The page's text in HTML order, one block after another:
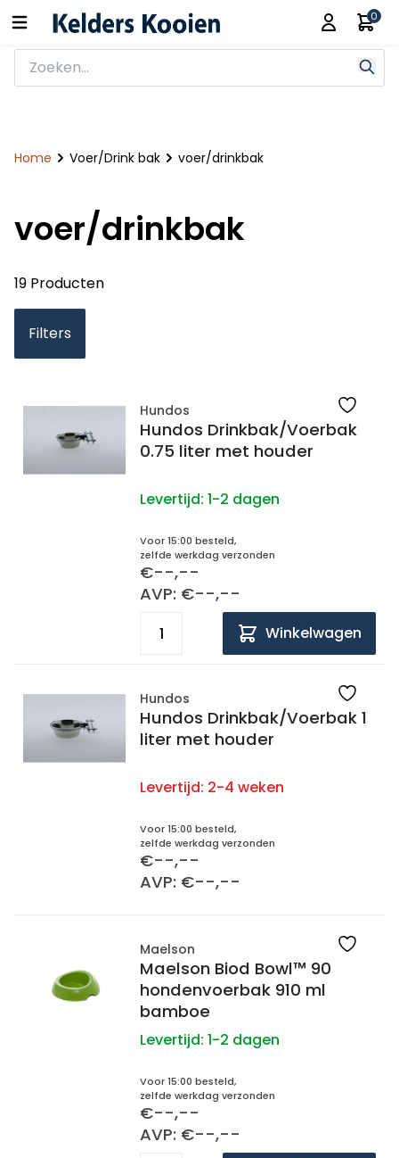
0
Home Voer/Drink bak voer/drinkbak
voer/drinkbak
19 Producten
Filters
Hundos
Hundos Drinkbak/Voerbak
0.75 liter met houder
Levertijd: 1-2 dagen
Voor 15:00 besteld,
zelfde werkdag verzonden
€--,--
AVP: €--,--
Winkelwagen
Hundos
Hundos Drinkbak/Voerbak 1
liter met houder
Levertijd: 2-4 weken
Voor 15:00 besteld,
zelfde werkdag verzonden
€--,--
AVP: €--,--
Maelson
Maelson Biod Bowl™ 90
hondenvoerbak 910 ml
bamboe
Levertijd: 1-2 dagen
Voor 15:00 besteld,
zelfde werkdag verzonden
€--,--
AVP: €--,--